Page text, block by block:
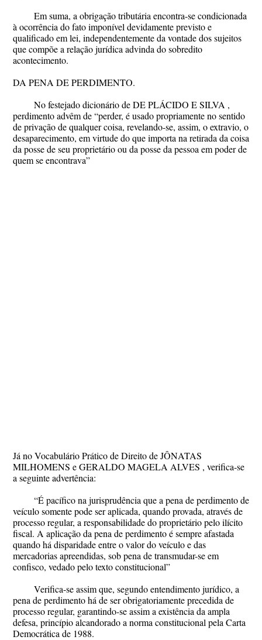
Em suma, a obrigação tributária encontra-se condicionada
à ocorrência do fato imponível devidamente previsto e
qualificado em lei, independentemente da vontade dos sujeitos
que compõe a relação jurídica advinda do sobredito
acontecimento.
DA PENA DE PERDIMENTO.
No festejado dicionário de DE PLÁCIDO E SILVA ,
perdimento advêm de “perder, é usado propriamente no sentido
de privação de qualquer coisa, revelando-se, assim, o extravio, o
desaparecimento, em virtude do que importa na retirada da coisa
da posse de seu proprietário ou da posse da pessoa em poder de
quem se encontrava”
Já no Vocabulário Prático de Direito de JÔNATAS
MILHOMENS e GERALDO MAGELA ALVES , verifica-se
a seguinte advertência:
“É pacífico na jurisprudência que a pena de perdimento de
veículo somente pode ser aplicada, quando provada, através de
processo regular, a responsabilidade do proprietário pelo ilícito
fiscal. A aplicação da pena de perdimento é sempre afastada
quando há disparidade entre o valor do veículo e das
mercadorias apreendidas, sob pena de transmudar-se em
confisco, vedado pelo texto constitucional”
Verifica-se assim que, segundo entendimento jurídico, a
pena de perdimento há de ser obrigatoriamente precedida de
processo regular, garantindo-se assim a existência da ampla
defesa, princípio alcandorado a norma constitucional pela Carta
Democrática de 1988.